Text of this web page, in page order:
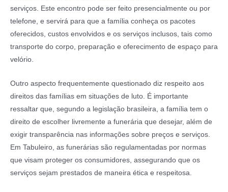
serviços. Este encontro pode ser feito presencialmente ou por
telefone, e servirá para que a família conheça os pacotes
oferecidos, custos envolvidos e os serviços inclusos, tais como
transporte do corpo, preparação e oferecimento de espaço para
velório.
Outro aspecto frequentemente questionado diz respeito aos
direitos das famílias em situações de luto. É importante
ressaltar que, segundo a legislação brasileira, a família tem o
direito de escolher livremente a funerária que desejar, além de
exigir transparência nas informações sobre preços e serviços.
Em Tabuleiro, as funerárias são regulamentadas por normas
que visam proteger os consumidores, assegurando que os
serviços sejam prestados de maneira ética e respeitosa.